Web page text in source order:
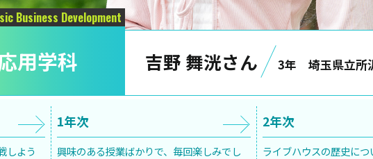
Business Development
用学科 吉野 舞洸さん 3年 埼玉県立所
しよう
1年次
興味のある授業ばかりで、毎回楽しみでし
2年次
ライブハウスの歴史に